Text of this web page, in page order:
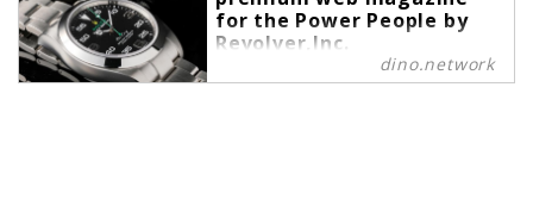
for the Power People by
Revolver,Inc.
腕時計 の記事一覧 - dino.network
dino.network